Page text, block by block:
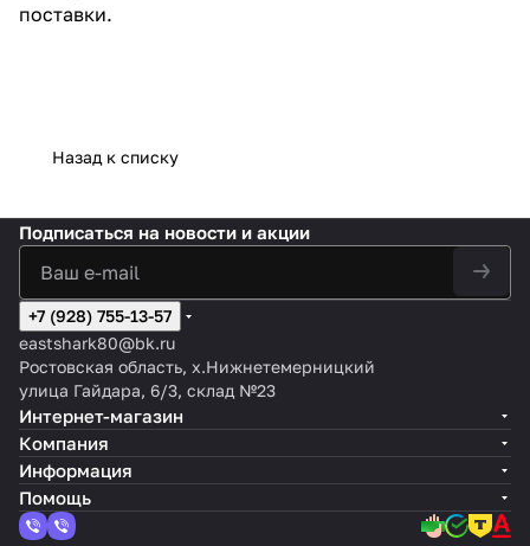
поставки.
Назад к списку
Подписаться на новости и акции
+7 (928) 755-13-57
eastshark80@bk.ru
Ростовская область, х.Нижнетемерницкий
улица Гайдара, 6/3, склад №23
Интернет-магазин
Компания
Информация
Помощь